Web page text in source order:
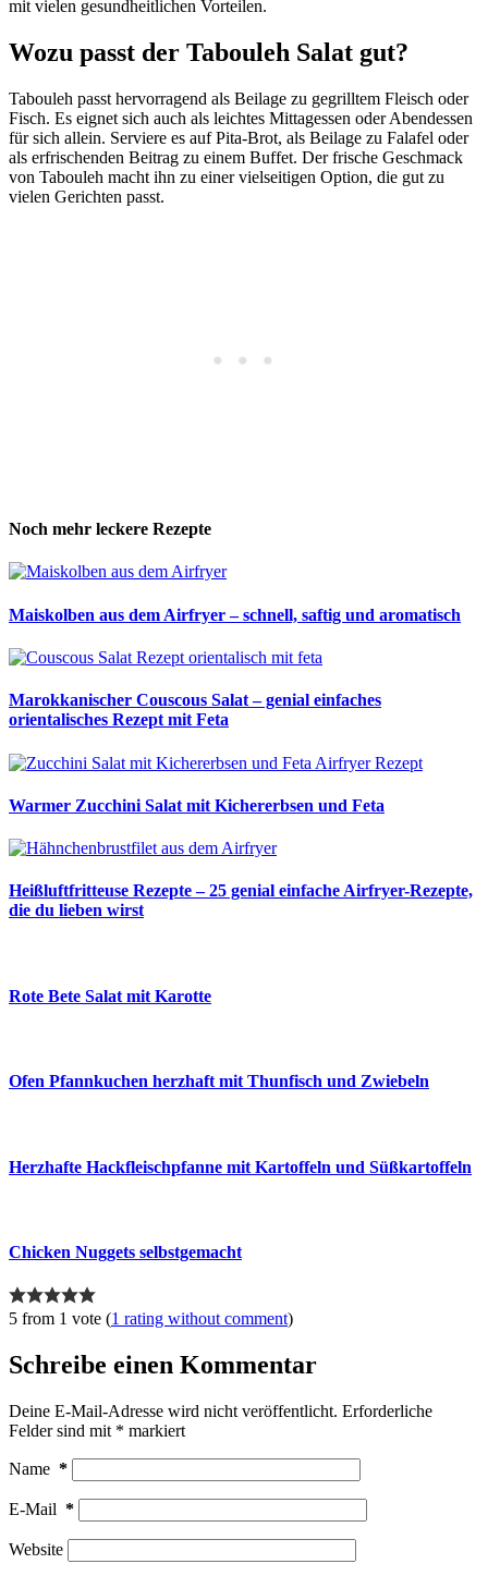
mit vielen gesundheitlichen Vorteilen.
Wozu passt der Tabouleh Salat gut?
Tabouleh passt hervorragend als Beilage zu gegrilltem Fleisch oder
Fisch. Es eignet sich auch als leichtes Mittagessen oder Abendessen
für sich allein. Serviere es auf Pita-Brot, als Beilage zu Falafel oder
als erfrischenden Beitrag zu einem Buffet. Der frische Geschmack
von Tabouleh macht ihn zu einer vielseitigen Option, die gut zu
vielen Gerichten passt.
Noch mehr leckere Rezepte
Maiskolben aus dem Airfryer – schnell, saftig und aromatisch
Marokkanischer Couscous Salat – genial einfaches
orientalisches Rezept mit Feta
Warmer Zucchini Salat mit Kichererbsen und Feta
Heißluftfritteuse Rezepte – 25 genial einfache Airfryer-Rezepte,
die du lieben wirst
Rote Bete Salat mit Karotte
Ofen Pfannkuchen herzhaft mit Thunfisch und Zwiebeln
Herzhafte Hackfleischpfanne mit Kartoffeln und Süßkartoffeln
Chicken Nuggets selbstgemacht
5 from 1 vote (1 rating without comment)
Schreibe einen Kommentar
Deine E-Mail-Adresse wird nicht veröffentlicht. Erforderliche
Felder sind mit * markiert
Name *
E-Mail *
Website